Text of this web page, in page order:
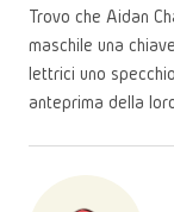
Trovo che Aidan
maschile una
lettrici uno
anteprima della